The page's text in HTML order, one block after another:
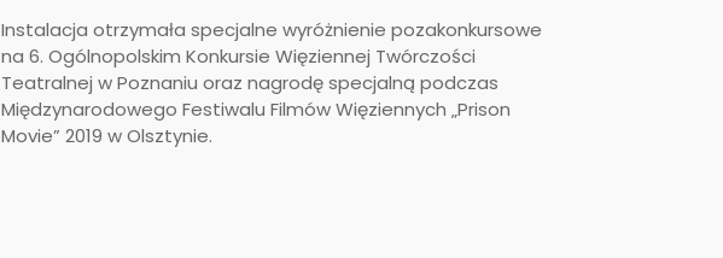
Instalacja otrzymała specjalne wyróżnienie pozakonkursowe
na 6. Ogólnopolskim Konkursie Więziennej Twórczości
Teatralnej w Poznaniu oraz nagrodę specjalną podczas
Międzynarodowego Festiwalu Filmów Więziennych „Prison
Movie” 2019 w Olsztynie.